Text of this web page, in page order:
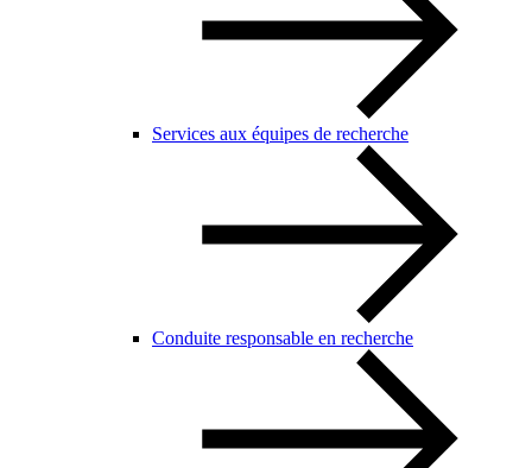
Services aux équipes de recherche
Conduite responsable en recherche